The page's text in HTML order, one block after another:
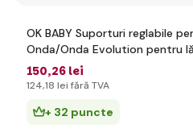
OK BABY Suporturi reglabile
Onda/Onda Evolution pentru
150,26 lei
124,18 lei fără TVA
+ 32 puncte